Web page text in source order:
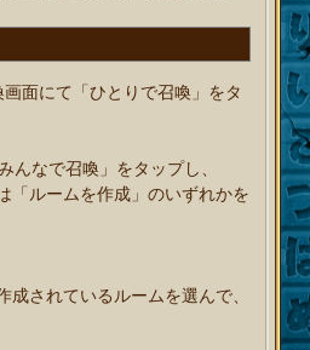
面にて「ひとりで召喚」をタ
んなで召喚」をタップし、
「ルームを作成」のいずれかを
成されているルームを選んで、